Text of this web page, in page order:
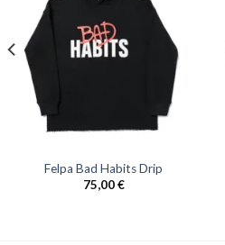
Felpa Bad Habits Drip
75,00€